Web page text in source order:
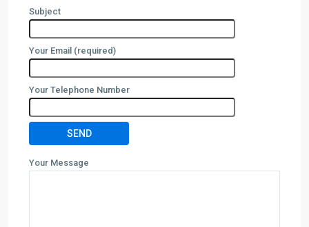
Subject
Your Email (required)
Your Telephone Number
Your Message